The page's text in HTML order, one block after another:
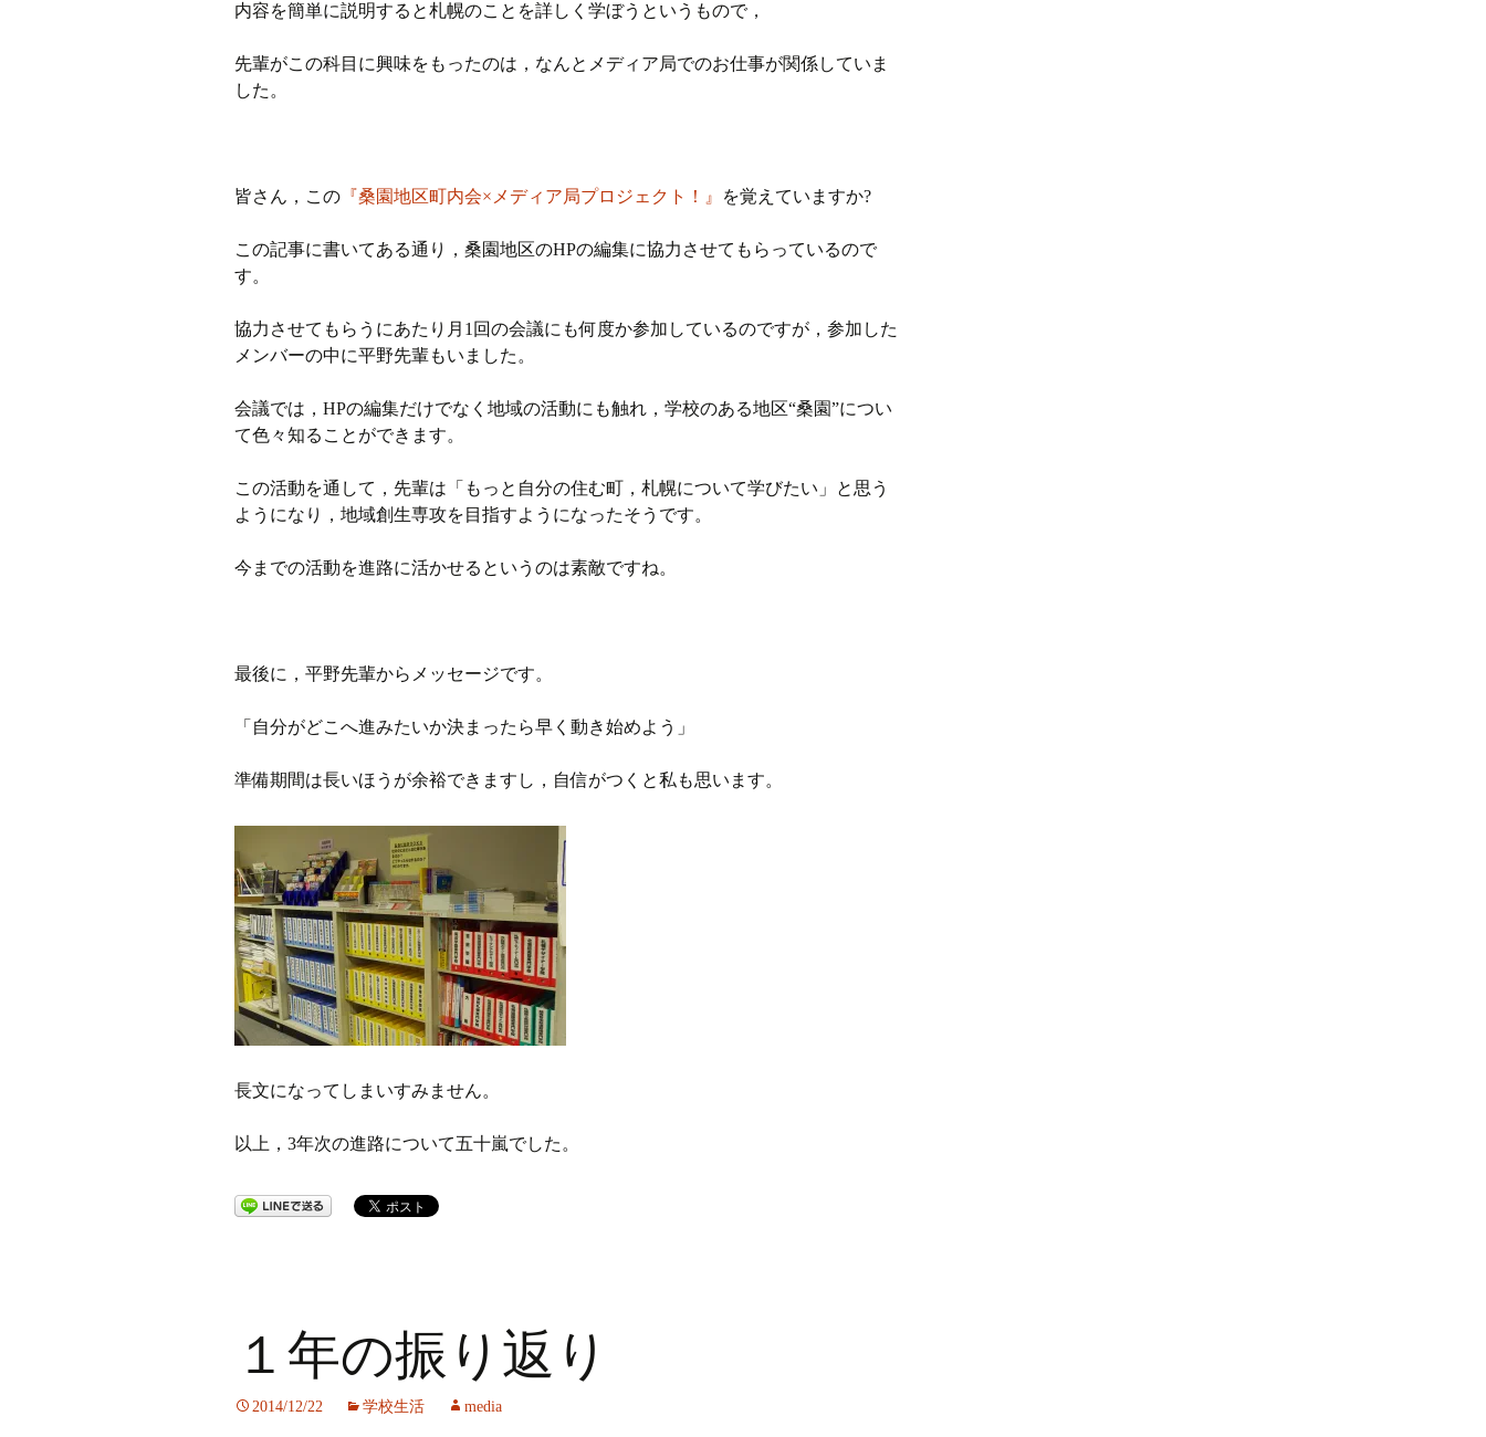
内容を簡単に説明すると札幌のことを詳しく学ぼうというもので，
先輩がこの科目に興味をもったのは，なんとメディア局でのお仕事が関係していま
した。
皆さん，この 『桑園地区町内会×メディア局プロジェクト！』 を覚えていますか?
この記事に書いてある通り，桑園地区のHPの編集に協力させてもらっているので
す。
協力させてもらうにあたり月1回の会議にも何度か参加しているのですが，参加した
メンバーの中に平野先輩もいました。
会議では，HPの編集だけでなく地域の活動にも触れ，学校のある地区“桑園”につい
て色々知ることができます。
この活動を通して，先輩は「もっと自分の住む町，札幌について学びたい」と思う
ようになり，地域創生専攻を目指すようになったそうです。
今までの活動を進路に活かせるというのは素敵ですね。
最後に，平野先輩からメッセージです。
「自分がどこへ進みたいか決まったら早く動き始めよう」
準備期間は長いほうが余裕できますし，自信がつくと私も思います。
長文になってしまいすみません。
以上，3年次の進路について五十嵐でした。
１年の振り返り
2014/12/22 学校生活 media